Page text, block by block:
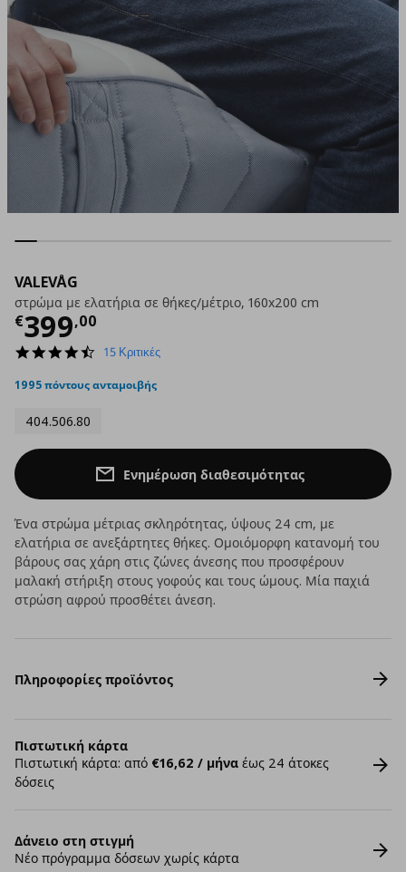
VALEVÅG
στρώμα με ελατήρια σε θήκες/μέτριο, 160x200 cm
€399,00
Τρέχουσα τιμή
4.5
rating
15 Κριτικές
1995 πόντους ανταμοιβής
404.506.80
Ενημέρωση διαθεσιμότητας
Ένα στρώμα μέτριας σκληρότητας, ύψους 24 cm, με
ελατήρια σε ανεξάρτητες θήκες. Ομοιόμορφη κατανομή του
βάρους σας χάρη στις ζώνες άνεσης που προσφέρουν
μαλακή στήριξη στους γοφούς και τους ώμους. Μία παχιά
στρώση αφρού προσθέτει άνεση.
Πληροφορίες προϊόντος
Πιστωτική κάρτα
Πιστωτική κάρτα: από €16,62 / μήνα έως 24 άτοκες
δόσεις
Δάνειο στη στιγμή
Νέο πρόγραμμα δόσεων χωρίς κάρτα